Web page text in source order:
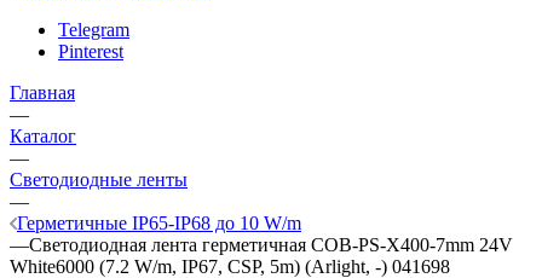
Telegram
Pinterest
Главная
—
Каталог
—
Светодиодные ленты
—
Герметичные IP65-IP68 до 10 W/m
—Светодиодная лента герметичная COB-PS-X400-7mm 24V
White6000 (7.2 W/m, IP67, CSP, 5m) (Arlight, -) 041698